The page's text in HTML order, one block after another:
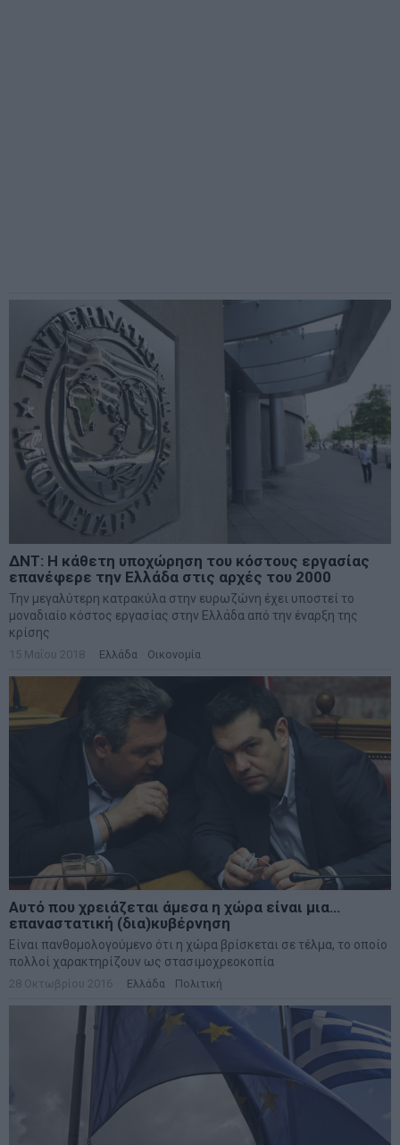
ΔΝΤ: Η κάθετη υποχώρηση του κόστους εργασίας
επανέφερε την Ελλάδα στις αρχές του 2000
Την μεγαλύτερη κατρακύλα στην ευρωζώνη έχει υποστεί το
μοναδιαίο κόστος εργασίας στην Ελλάδα από την έναρξη της
κρίσης
15 Μαΐου 2018 Ελλάδα Οικονομία
Αυτό που χρειάζεται άμεσα η χώρα είναι μια…
επαναστατική (δια)κυβέρνηση
Είναι πανθομολογούμενο ότι η χώρα βρίσκεται σε τέλμα, το οποίο
πολλοί χαρακτηρίζουν ως στασιμοχρεοκοπία
28 Οκτωβρίου 2016 Ελλάδα Πολιτική